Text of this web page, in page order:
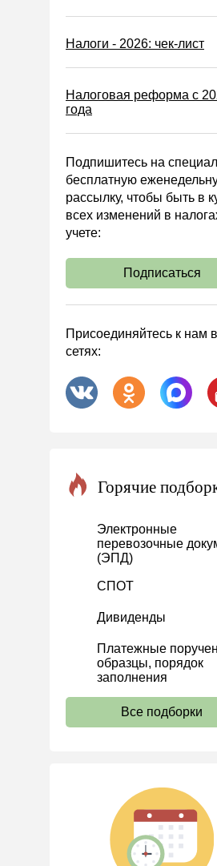
Банк
Онлайн-кассы ККТ ККМ
Блокировка счета
МСФО
деятельности (АХД)
Охрана труда и
Охрана труда
Валютные операции
Налоговая система РФ
Налоговое
Договоры
АО
Проекты
Банк касса
Расчеты
Учет МПЗ
Зарплаты и кадры
Основы трудового
Прием на работу и
Коллективный договор
локальные акты
Рабочее время и
труда
Налоги - 2026: чек-лист
Налоговая реформа с
года
Подпишитесь на
бесплатную
рассылку, чтобы быть в
всех изменений в
учете:
Подписаться
Присоединяйтесь к нам
сетях:
Горячие
Электронные
перевозочные
(ЭПД)
СПОТ
Дивиденды
Платежные
образцы, порядок
заполнения
Все подборки